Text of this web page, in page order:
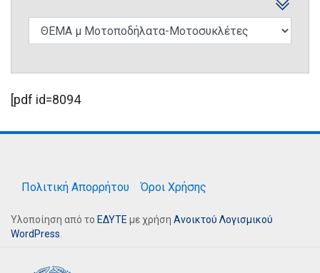
[pdf id=8094
Πολιτική Απορρήτου Όροι Χρήσης
Υλοποίηση από το ΕΔΥΤΕ με χρήση Ανοικτού Λογισμικού
WordPress.